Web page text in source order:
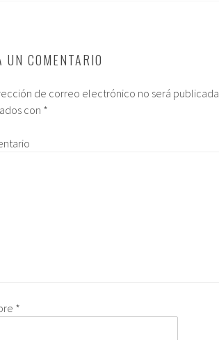
UN COMENTARIO
de correo electrónico no será publicada.
con *
*